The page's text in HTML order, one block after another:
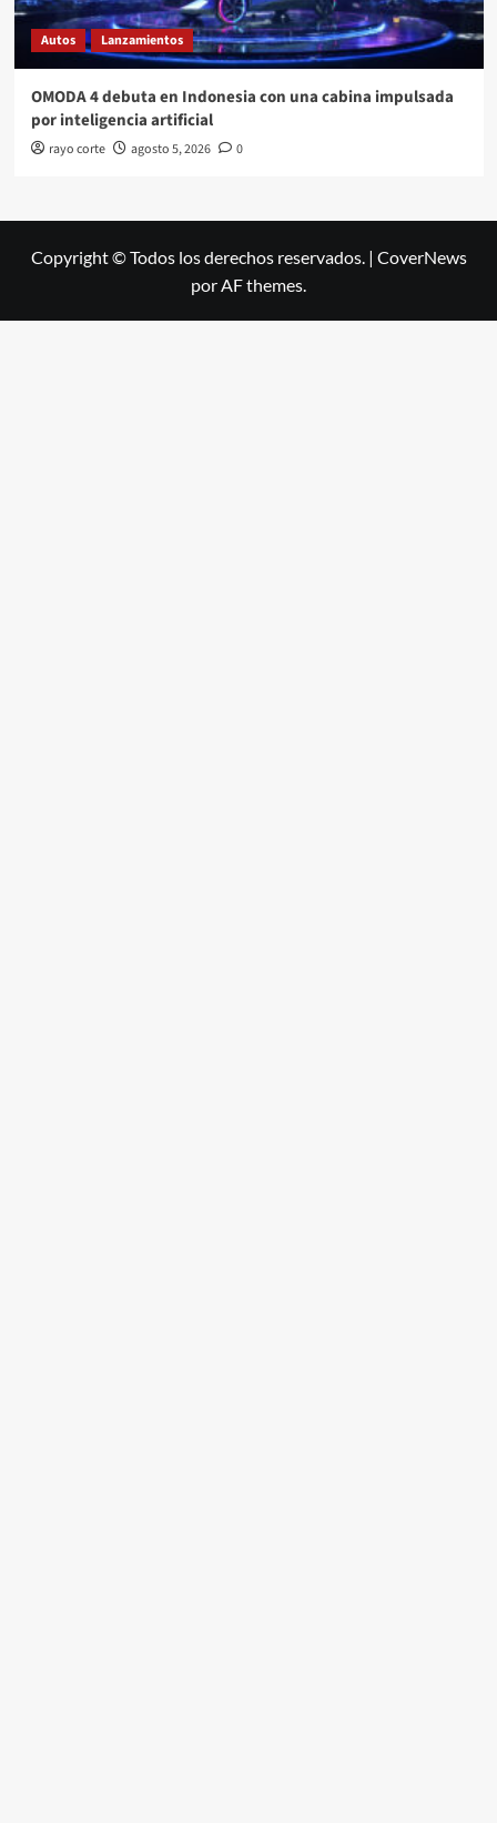
Autos Lanzamientos
OMODA 4 debuta en Indonesia con una cabina impulsada
por inteligencia artificial
rayo corte agosto 5, 2026 0
Copyright © Todos los derechos reservados. | CoverNews
por AF themes.